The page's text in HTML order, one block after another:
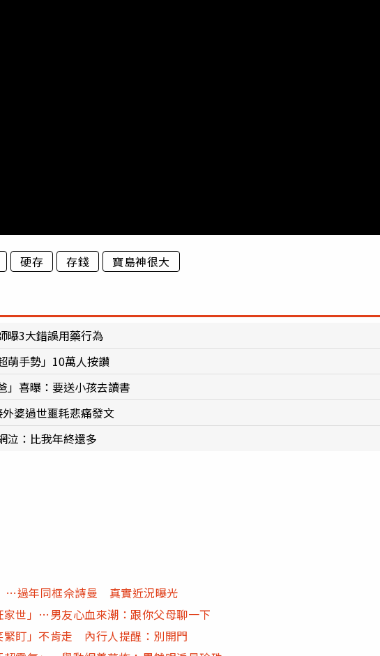
硬存 存錢 寶島神很大
3大錯誤用藥行為
手勢」10萬人按讚
喜曝：要送小孩去讀書
婆過世噩耗悲痛發文
：比我年終還多
…過年同框佘詩曼 真實近況曝光
世」…男友心血來潮：跟你父母聊一下
緊盯」不肯走 內行人提醒：別開門